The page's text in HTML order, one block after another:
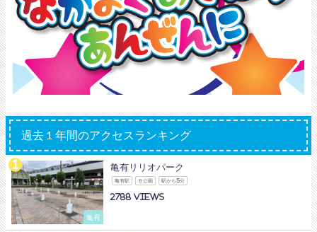
過去１年間のアクセスランキング
亀有
亀有リリオパーク
亀有駅 Ｂ公園 駅から5分
2788